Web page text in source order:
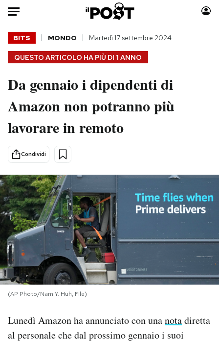
Auto
HOME
Italia
Politica
Tecnologia
Scienza
Economia
Sport
Moda
Consumismi
Mondiali calcio 2026
PODCAST
NEWSLETTER
SHOP
QUESTO ARTICOLO HA PIÙ DI 1 ANNO
BITS MONDO Martedì 17 settembre 2024
Da gennaio i dipendenti di
Amazon non potranno più
lavorare in remoto
Condividi
(AP Photo/Nam Y. Huh, File)
Lunedì Amazon ha annunciato con unanotadiretta
al personale che dal prossimo gennaio i suoi